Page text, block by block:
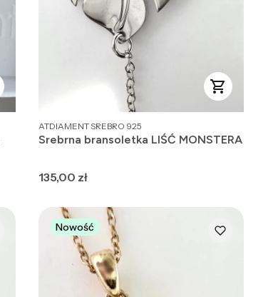
PRODUCENT
ATDIAMENT SREBRO 925
Srebrna bransoletka LIŚĆ MONSTERA
Cena
135,00 zł
Nowość